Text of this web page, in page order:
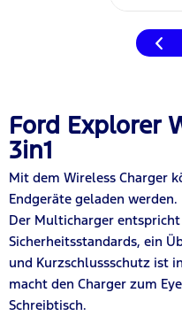
Ford Explorer
3in1
Mit dem Wireless Charger
Endgeräte geladen werden.
Der Multicharger
Sicherheitsstandards, ein
und Kurzschlussschutz ist
macht den Charger zum
Schreibtisch.